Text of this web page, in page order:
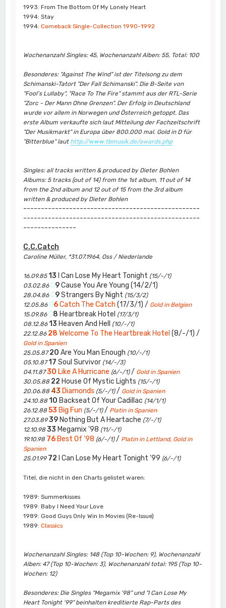
1993: From The Bottom Of My Lonely Heart
1994: Stay
1994:Comeback Single-Collection 1990-1992
Wochenanzahl Singles: 45, Wochenanzahl Alben: 55, Total: 100
Besonderes: "Against The Wind" ist der Titelsong zu dem
Schimanski-Tatort "Der Fall Schimanski". Die B-Seite von
"Fool's Lullaby", "Race To The Fire" stammt aus der RTL-Serie
"Zorc - Der Mann Ohne Grenzen". Der Erfolg in Deutschland
wurde vor allem in Norwegen und Österreich getoppt. Das
erste Album verkaufte sich laut Mitteilung der Fachzeitschrift
"Der Musikmarkt" in Europa über 800.000 mal. Gold in D für
"Bitterblue" laut http://www.tbmusik.de/awards.php
Singles: all tracks written & produced by Dieter Bohlen
Albums: 5 tracks (out of 14) from the 1st album, 11 out of 14
from the 2nd album and 12 out of 15 from the 3rd album
written & produced by Dieter Bohlen
--------------------------------------------------
--------------------------------------------------
---------------
C.C.Catch
Caroline Müller, *31.07.1964, Oss / Niederlande
16.09.85 13 I Can Lose My Heart Tonight (15/-/1)
03.02.86 09Cause You Are Young (14/2/1)
28.04.86 09Strangers By Night (15/3/2)
12.05.86 06Catch The Catch (17/3/1) / Gold in Belgien
15.09.86 08 Heartbreak Hotel (17/3/1)
08.12.86 13 Heaven And Hell
(10/-/1)
22.12.86 28 Welcome To The Heartbreak Hotel (8/-/1) /
Gold in Spanien
25.05.87 20 Are You Man Enough (10/-/1)
05.10.87 17 Soul Survivor (14/-/3)
04.11.87 30 Like A Hurricane (6/-/1)/ Gold in Spanien
30.05.88 22 House Of Mystic Lights (15/-/1)
20.06.88 43 Diamonds (5/-/1)/ Gold in Spanien
24.10.88 10 Backseat Of Your Cadillac (14/1/1)
26.12.88 53 Big Fun (5/-/1)/ Platin in Spanien
27.03.89 39 Nothing But A Heartache (7/-/1)
12.10.98 33 Megamix '98 (11/-/1)
19.10.98 76 Best Of '98 (6/-/1)/ Platin in Lettland, Gold in
Spanien
25.01.99 72 I Can Lose My Heart Tonight '99 (6/-/1)
Titel, die nicht in den Charts gelistet waren:
1989: Summerkisses
1989: Baby I Need Your Love
1989: Good Guys Only Win In Movies (Re-Issue)
1989:Classics
Wochenanzahl Singles: 148 (Top 10-Wochen: 9), Wochenanzahl
Alben: 47 (Top 10-Wochen: 3), Wochenanzahl total: 195 (Top 10-
Wochen: 12)
Besonderes: Die Singles "Megamix '98" und "I Can Lose My
Heart Tonight '99" beinhalten kreditierte Rap-Parts des